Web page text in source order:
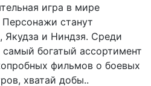
игра в мире
Персонажи станут
и Ниндзя. Среди
богатый ассортимент
фильмов о боевых
хватай добы..